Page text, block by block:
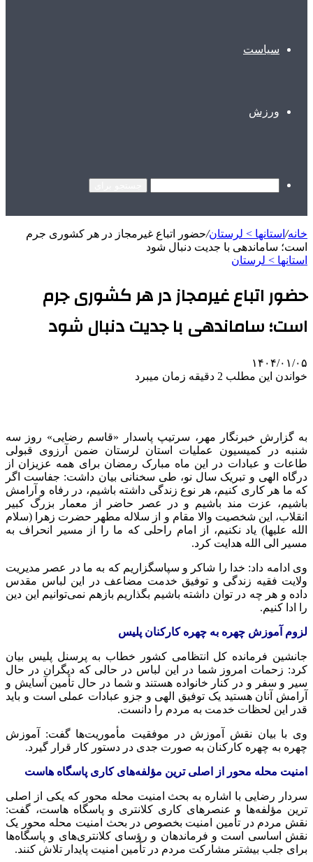
سیاست
ورزش
خانه/ استانها > لرستان/حضور اتباع غیرمجاز در هر کشوری جرم
است؛ ساماندهی با جدیت دنبال شود
استانها > لرستان
حضور اتباع غیرمجاز در هر کشوری جرم
است؛ ساماندهی با جدیت دنبال شود
۱۴۰۴/۰۱/۰۵
خواندن این مطلب 2 دقیقه زمان میبرد
به گزارش خبرنگار مهر، سرتیپ پاسدار «قاسم رضایی» روز سه
شنبه در کمیسیون عملیات استان لرستان ضمن آرزوی قبولی
طاعات و عبادات در این ماه مبارک رمضان برای همه عزیزان از
درگاه الهی و تبریک سال نو، طی سخنانی بیان داشت: جفاست اگر
که ما هر کاری کنیم، هر نوع زندگی داشته باشیم، در رفاه و آرامش
باشیم، عزت مند باشیم و در عصر حاضر از معمار بزرگ کبیر
انقلاب، این شخصیت والا مقام و از سلاله مطهر حضرت زهرا (سلام
الله علیها) یاد نکنیم، از امام راحلی که ما را از مسیر انحراف به
مسیر الی الله هدایت کرد.
وی ادامه داد: خدا را شاکر و سپاسگزاریم که به ما در عصر مدیریت
ولایت فقیه زندگی و توفیق خدمت مضاعف در این لباس مقدس
داده و هر چه در توان داشته باشیم بگذاریم بازهم نمی‌توانیم این دین
را ادا کنیم.
لزوم آموزش چهره به چهره کارکنان پلیس
جانشین فرمانده کل انتظامی کشور خطاب به پرسنل پلیس بیان
کرد: زحمات امروز شما در این لباس در حالی که دیگران در حال
سیر و سفر و در کنار خانواده هستند و شما در حال تأمین آسایش و
آرامش آنان هستید یک توفیق الهی و جزو عبادات عملی است و باید
قدر این لحظات خدمت به مردم را دانست.
وی با بیان نقش آموزش در موفقیت مأموریت‌ها گفت: آموزش
چهره به چهره کارکنان به صورت جدی در دستور کار قرار گیرد.
امنیت محله محور از اصلیترین مؤلفه‌های کاری پاسگاه هاست
سردار رضایی با اشاره به بحث امنیت محله محور که یکی از اصلی
ترین مؤلفه‌ها و عنصرهای کاری کلانتری و پاسگاههاست، گفت:
نقش مردم در تأمین امنیت بخصوص در بحث امنیت محله محور یک
نقش اساسی است و فرماندهان و رؤسای کلانتری‌های و پاسگاه‌ها
برای جلب بیشتر مشارکت مردم در تأمین امنیت پایدار تلاش کنند.